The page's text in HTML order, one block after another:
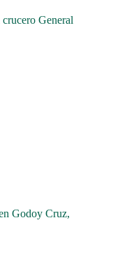
General
Godoy Cruz,